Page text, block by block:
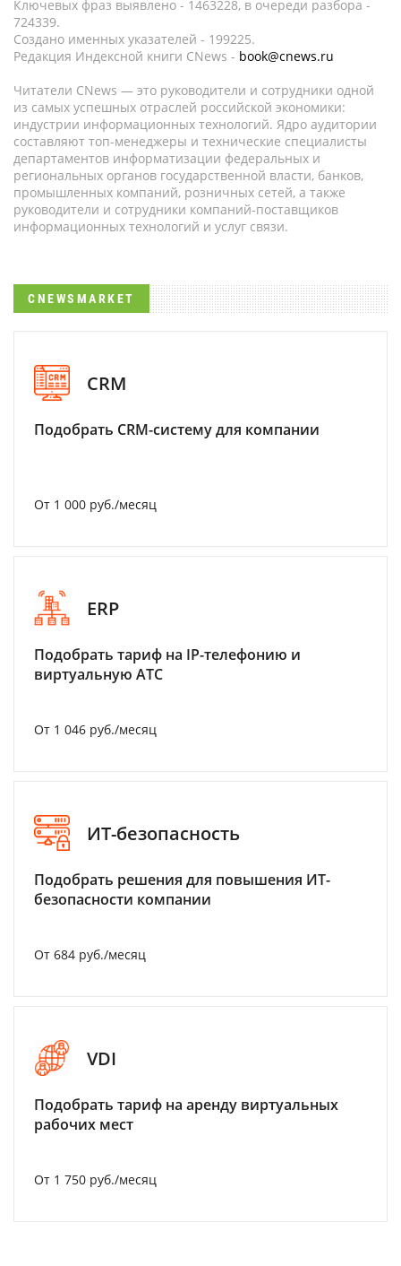
Ключевых фраз выявлено - 1463228, в очереди разбора -
724339.
Создано именных указателей - 199225.
Редакция Индексной книги CNews - book@cnews.ru
Читатели CNews — это руководители и сотрудники одной
из самых успешных отраслей российской экономики:
индустрии информационных технологий. Ядро аудитории
составляют топ-менеджеры и технические специалисты
департаментов информатизации федеральных и
региональных органов государственной власти, банков,
промышленных компаний, розничных сетей, а также
руководители и сотрудники компаний-поставщиков
информационных технологий и услуг связи.
CNEWSMARKET
CRM
Подобрать CRM-систему для компании
От 1 000 руб./месяц
ERP
Подобрать тариф на IP-телефонию и
виртуальную АТС
От 1 046 руб./месяц
ИТ-безопасность
Подобрать решения для повышения ИТ-
безопасности компании
От 684 руб./месяц
VDI
Подобрать тариф на аренду виртуальных
рабочих мест
От 1 750 руб./месяц